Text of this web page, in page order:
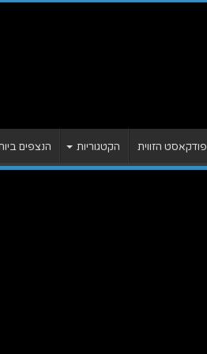
פודקאסט הזווית הקטגוריות הנצפים